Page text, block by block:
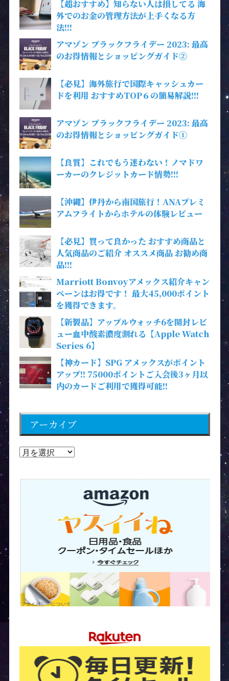
【超おすすめ】知らない人は損してる 海
外でのお金の管理方法が上手くなる方
法!!!
アマゾン ブラックフライデー 2023: 最高
のお得情報とショッピングガイド②
【必見】海外旅行で国際キャッシュカー
ドを利用 おすすめTOP６の簡易解説!!!
アマゾン ブラックフライデー 2023: 最高
のお得情報とショッピングガイド①
【良質】これでもう迷わない！ノマドワ
ーカーのクレジットカード情勢!!!
【沖縄】伊丹から南国旅行！ANAプレミ
アムフライトからホテルの体験レビュー
【必見】買って良かった おすすめ商品と
人気商品のご紹介 オススメ商品 お勧め商
品!!!
Marriott Bonvoyアメックス紹介キャン
ペーンはお得です！ 最大45,000ポイント
を獲得できます。
【新製品】アップルウォッチ6を開封レビ
ュー血中酸素濃度測れる【Apple Watch
Series 6】
【神カード】SPG アメックスがポイント
アップ!! 75000ポイントご入会後3ヶ月以
内のカードご利用で獲得可能!!
アーカイブ